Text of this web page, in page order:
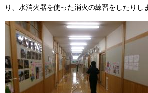
り、水消火器を使った消火の練習をしたりし